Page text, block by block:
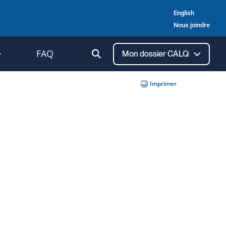
English
Nous joindre
FAQ Ouvrir
la
recherche
Mon dossier CALQ
Imprimer